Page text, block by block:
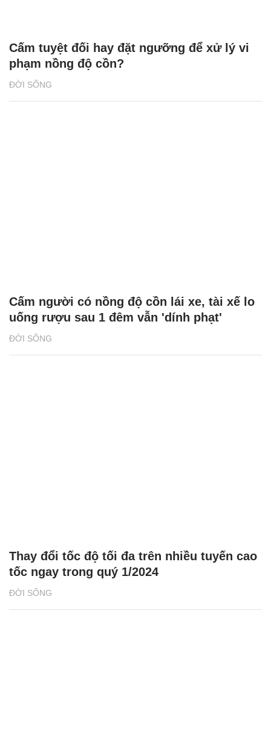
ĐỜI SỐNG
Cấm tuyệt đối hay đặt ngưỡng để xử lý vi
phạm nồng độ cồn?
ĐỜI SỐNG
Cấm người có nồng độ cồn lái xe, tài xế lo
uống rượu sau 1 đêm vẫn 'dính phạt'
ĐỜI SỐNG
Thay đổi tốc độ tối đa trên nhiều tuyến cao
tốc ngay trong quý 1/2024